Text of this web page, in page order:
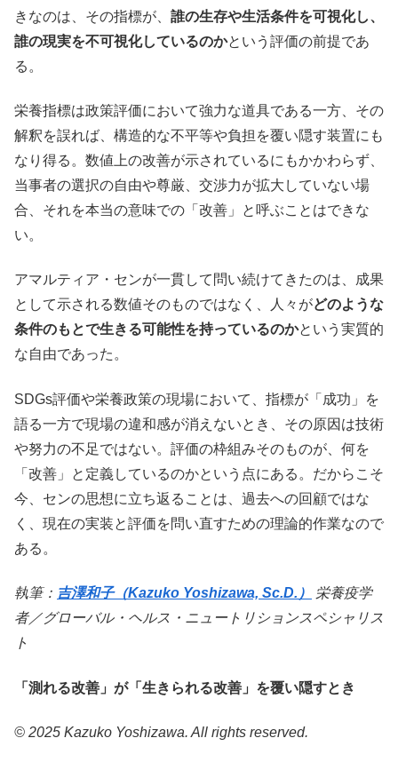
きなのは、その指標が、 誰の生存や生活条件を可視化し、
誰の現実を不可視化しているのかという評価の前提であ
る。
栄養指標は政策評価において強力な道具である一方、その
解釈を誤れば、構造的な不平等や負担を覆い隠す装置にも
なり得る。数値上の改善が示されているにもかかわらず、
当事者の選択の自由や尊厳、交渉力が拡大していない場
合、それを本当の意味での「改善」と呼ぶことはできな
い。
アマルティア・センが一貫して問い続けてきたのは、成果
として示される数値そのものではなく、人々がどのような
条件のもとで生きる可能性を持っているのかという実質的
な自由であった。
SDGs評価や栄養政策の現場において、指標が「成功」を
語る一方で現場の違和感が消えないとき、その原因は技術
や努力の不足ではない。評価の枠組みそのものが、何を
「改善」と定義しているのかという点にある。だからこそ
今、センの思想に立ち返ることは、過去への回顧ではな
く、現在の実装と評価を問い直すための理論的作業なので
ある。
執筆： 吉澤和子（Kazuko Yoshizawa, Sc.D.）
栄養疫学
者／グローバル・ヘルス・ニュートリションスペシャリス
ト
「測れる改善」が「生きられる改善」を覆い隠すとき
© 2025 Kazuko Yoshizawa. All rights reserved.